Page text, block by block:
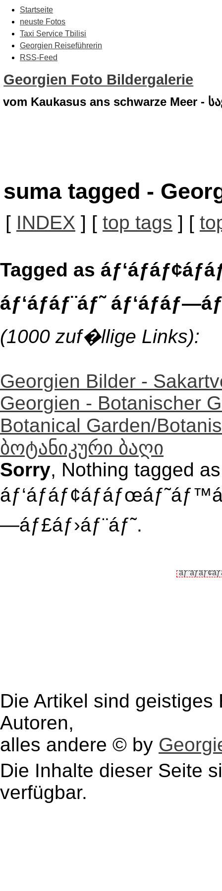
Startseite
neuste Fotos
Taxi Service Tbilisi
Georgien Reiseführerin
RSS-Feed
Georgien Foto Bildergalerie
vom Kaukasus ans schwarze Meer -
suma tagged -
[ INDEX ] [ top tags ] [
Tagged as
áƒ‘áƒáƒ¨áƒ˜
(1000 zuf�llige Links):
Georgien Bilder -
Georgien - Botanischer
Botanical Garden/
ბოტანიკური ბაღი
Sorry, Nothing tagged as
—áƒ£áƒ›áƒ¨áƒ˜.
Die Artikel sind
Autoren,
alles andere © by
Die Inhalte dieser Seite
verfügbar.